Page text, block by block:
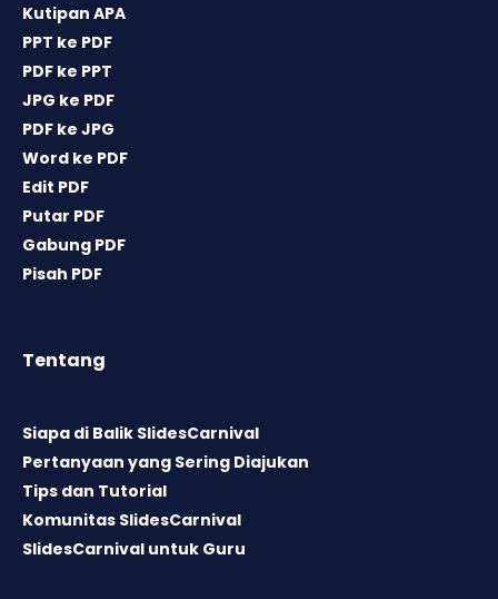
Kutipan APA
PPT ke PDF
PDF ke PPT
JPG ke PDF
PDF ke JPG
Word ke PDF
Edit PDF
Putar PDF
Gabung PDF
Pisah PDF
Tentang
Siapa di Balik SlidesCarnival
Pertanyaan yang Sering Diajukan
Tips dan Tutorial
Komunitas SlidesCarnival
SlidesCarnival untuk Guru